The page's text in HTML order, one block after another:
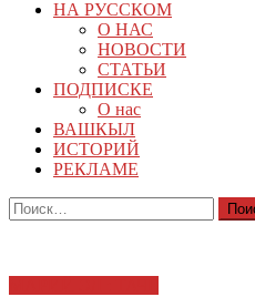
НА РУССКОМ
О НАС
НОВОСТИ
СТАТЬИ
ПОДПИСКЕ
О нас
ВАШКЫЛ
ИСТОРИЙ
РЕКЛАМЕ
Найти: